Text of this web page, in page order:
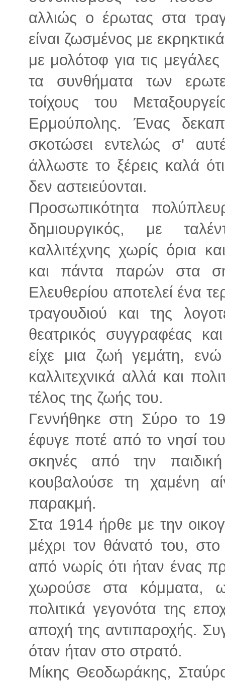
αλλιώς ο έρωτας στα
είναι ζωσμένος με
με μολότοφ για τις
τα συνθήματα των
τοίχους του
Ερμούπολης. Ένας
σκοτώσει εντελώς σ'
άλλωστε το ξέρεις καλά
δεν αστειεύονται.
Προσωπικότητα
δημιουργικός, με
καλλιτέχνης χωρίς όρια
και πάντα παρών στα
Ελευθερίου αποτελεί ένα
τραγουδιού και της
θεατρικός συγγραφέας
είχε μια ζωή γεμάτη,
καλλιτεχνικά αλλά και
τέλος της ζωής του.
Γεννήθηκε στη Σύρο το
έφυγε ποτέ από το νησί
σκηνές από την
κουβαλούσε τη χαμένη
παρακμή.
Στα 1914 ήρθε με την
μέχρι τον θάνατό του,
από νωρίς ότι ήταν ένας
χωρούσε στα κόμματα,
πολιτικά γεγονότα της
αποχή της αντιπαροχής.
όταν ήταν στο στρατό.
Μίκης Θεοδωράκης,